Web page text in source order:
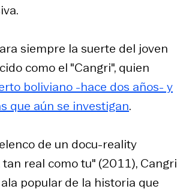
siempre la suerte del joven
como el "Cangri", quien
boliviano -hace dos años- y
que aún se investigan.
de un docu-reality
tan real como tu" (2011), Cangri
popular de la historia que